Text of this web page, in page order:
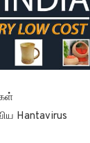
Hantavirus